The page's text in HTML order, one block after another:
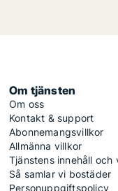
Om tjänsten
Om oss
Kontakt & support
Abonnemangsvillkor
Allmänna villkor
Tjänstens innehåll och
Så samlar vi bostäder
Personuppgiftspolicy